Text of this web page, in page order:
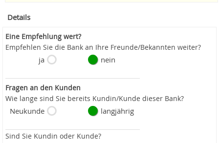
Details
Eine Empfehlung wert?
Empfehlen Sie die Bank an Ihre Freunde/Bekannten weiter?
ja nein
Fragen an den Kunden
Wie lange sind Sie bereits Kundin/Kunde dieser Bank?
Neukunde langjährig
Sind Sie Kundin oder Kunde?